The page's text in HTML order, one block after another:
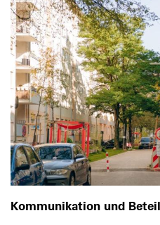
Kommunikation und